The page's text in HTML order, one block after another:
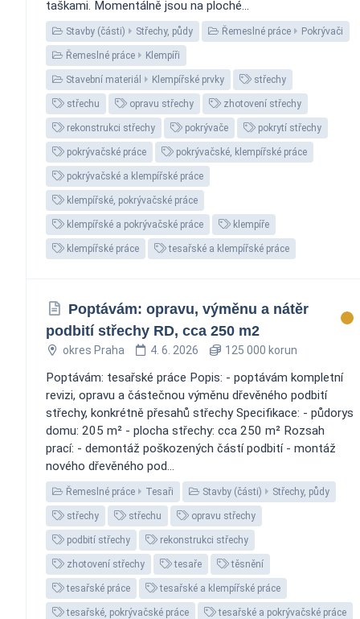
taškami. Momentálně jsou na ploché...
Stavby (části) Střechy, půdy Řemeslné práce Pokrývači
Řemeslné práce Klempíři
Stavební materiál Klempířské prvky střechy
střechu opravu střechy zhotovení střechy
rekonstrukci střechy pokrývače pokrytí střechy
pokrývačské práce pokrývačské, klempířské práce
pokrývačské a klempířské práce
klempířské, pokrývačské práce
klempířské a pokrývačské práce klempíře
klempířské práce tesařské a klempířské práce
Poptávám: opravu, výměnu a nátěr
podbití střechy RD, cca 250 m2
okres Praha 4. 6. 2026 125 000 korun
Poptávám: tesařské práce Popis: - poptávám kompletní
revizi, opravu a částečnou výměnu dřevěného podbití
střechy, konkrétně přesahů střechy Specifikace: - půdorys
domu: 205 m² - plocha střechy: cca 250 m² Rozsah
prací: - demontáž poškozených částí podbití - montáž
nového dřevěného pod...
Řemeslné práce Tesaři Stavby (části) Střechy, půdy
střechy střechu opravu střechy
podbití střechy rekonstrukci střechy
zhotovení střechy tesaře těsnění
tesařské práce tesařské a klempířské práce
tesařské, pokrývačské práce tesařské a pokrývačské práce